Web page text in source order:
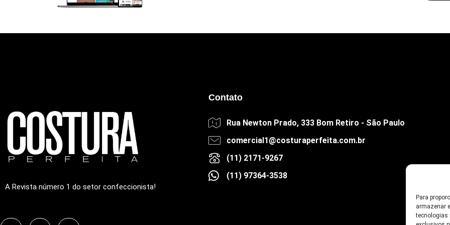
Para
armazenar
tecnologias
A Revista número 1 do setor confeccionista!
Contato
Rua Newton Prado, 333 Bom Retiro - São Paulo
comercial1@costuraperfeita.com.br
(11) 2171-9267
(11) 97364-3538